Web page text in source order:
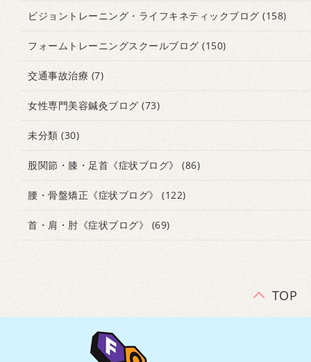
ビジョントレーニング・ライフキネティックブログ (158)
フォームトレーニングスクールブログ (150)
交通事故治療 (7)
女性専門美容鍼灸ブログ (73)
未分類 (30)
股関節・膝・足首《症状ブログ》 (86)
腰・骨盤矯正《症状ブログ》 (122)
首・肩・肘《症状ブログ》 (69)
TOP